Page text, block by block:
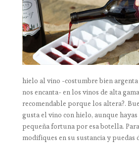
hielo al vino -costumbre bien
nos encanta- en los vinos de alta
recomendable porque los altera?.
gusta el vino con hielo, aunque
pequeña fortuna por esa botella.
modifiques en su sustancia y